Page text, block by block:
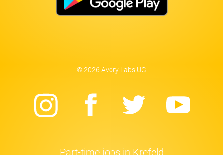
© 2026 Avory Labs UG
Instagram
Facebook
Twitter
Part-time jobs in Krefeld